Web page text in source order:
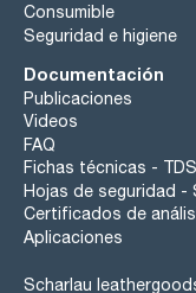
Consumible
Seguridad e higiene
Documentación
Publicaciones
Videos
FAQ
Fichas técnicas - TDS
Hojas de seguridad -
Certificados de
Aplicaciones
Scharlau